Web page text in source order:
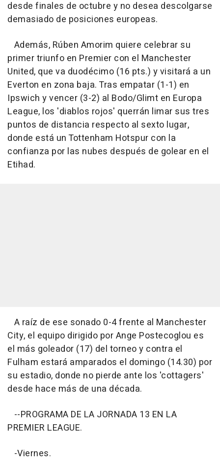
desde finales de octubre y no desea descolgarse
demasiado de posiciones europeas.
Además, Rúben Amorim quiere celebrar su
primer triunfo en Premier con el Manchester
United, que va duodécimo (16 pts.) y visitará a un
Everton en zona baja. Tras empatar (1-1) en
Ipswich y vencer (3-2) al Bodo/Glimt en Europa
League, los 'diablos rojos' querrán limar sus tres
puntos de distancia respecto al sexto lugar,
donde está un Tottenham Hotspur con la
confianza por las nubes después de golear en el
Etihad.
A raíz de ese sonado 0-4 frente al Manchester
City, el equipo dirigido por Ange Postecoglou es
el más goleador (17) del torneo y contra el
Fulham estará amparados el domingo (14.30) por
su estadio, donde no pierde ante los 'cottagers'
desde hace más de una década.
--PROGRAMA DE LA JORNADA 13 EN LA
PREMIER LEAGUE.
-Viernes.